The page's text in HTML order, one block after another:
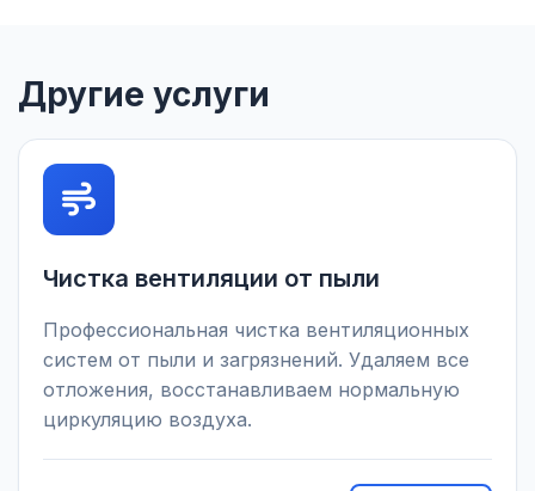
Другие услуги
Чистка вентиляции от пыли
Профессиональная чистка вентиляционных
систем от пыли и загрязнений. Удаляем все
отложения, восстанавливаем нормальную
циркуляцию воздуха.